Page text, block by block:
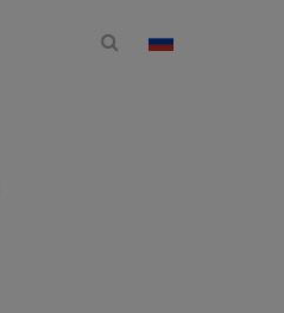
Открытая форма
изменить